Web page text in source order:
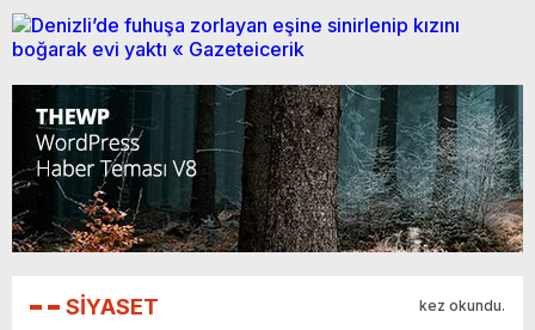
SİYASET kez okundu.